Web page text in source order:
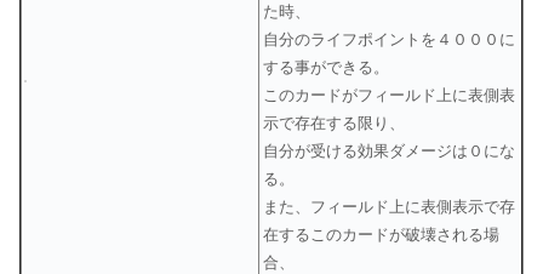
た時、
自分のライフポイントを４０００に
する事ができる。
このカードがフィールド上に表側表
示で存在する限り、
自分が受ける効果ダメージは０にな
る。
また、フィールド上に表側表示で存
在するこのカードが破壊される場
合、